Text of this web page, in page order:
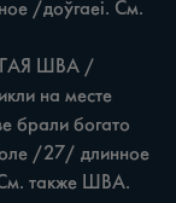
/доўгаеі. См.
на месте
брали богато
/27/ длинное
также ШВА.